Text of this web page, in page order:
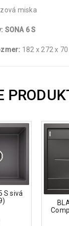
miska
SONA 6 S
182 x 272 x
S sivá